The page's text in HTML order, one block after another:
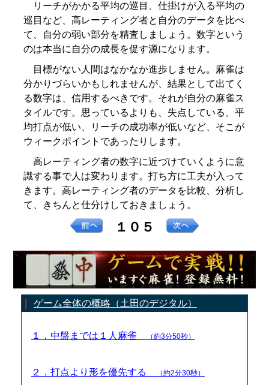
リーチがかかる平均の巡目、仕掛けが入る平均の
巡目など、高レーティング者と自分のデータを比べ
て、自分の弱い部分を精査しましょう。数字という
のは本当に自分の成長を促す源になります。
目標がない人間はなかなか進歩しません。麻雀は
分かりづらいかもしれませんが、結果として出てく
る数字は、信用するべきです。それが自分の麻雀ス
タイルです。思っているよりも、失点している、平
均打点が低い、リーチの成功率が低いなど、そこが
ウィークポイントであったりします。
高レーティング者の数字に近づけていくように意
識する事で人は変わります。打ち方に工夫が入って
きます。高レーティング者のデータを比較、分析し
て、きちんと仕分けしておきましょう。
１０５
ゲーム全体の概略（土田のデジタル）
１．中盤までは１人麻雀 （約3分50秒）
２．打点より形を優先する （約2分30秒）